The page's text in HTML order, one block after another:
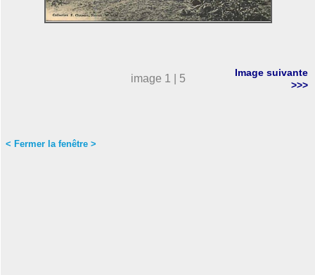
image 1 | 5
Image suivante
>>>
< Fermer la fenêtre >